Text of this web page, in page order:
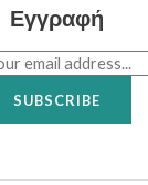
Εγγραφή
SUBSCRIBE